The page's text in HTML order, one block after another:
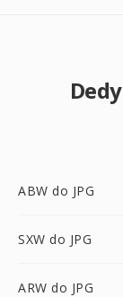
ABW do JPG
SXW do JPG
ARW do JPG